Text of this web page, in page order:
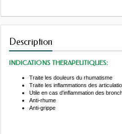
Description
INDICATIONS THERAPEUTIQUES:
Traite les douleurs du rhumatisme
Traite les inflammations des
Utile en cas d'inflammation des
Anti-rhume
Anti-grippe